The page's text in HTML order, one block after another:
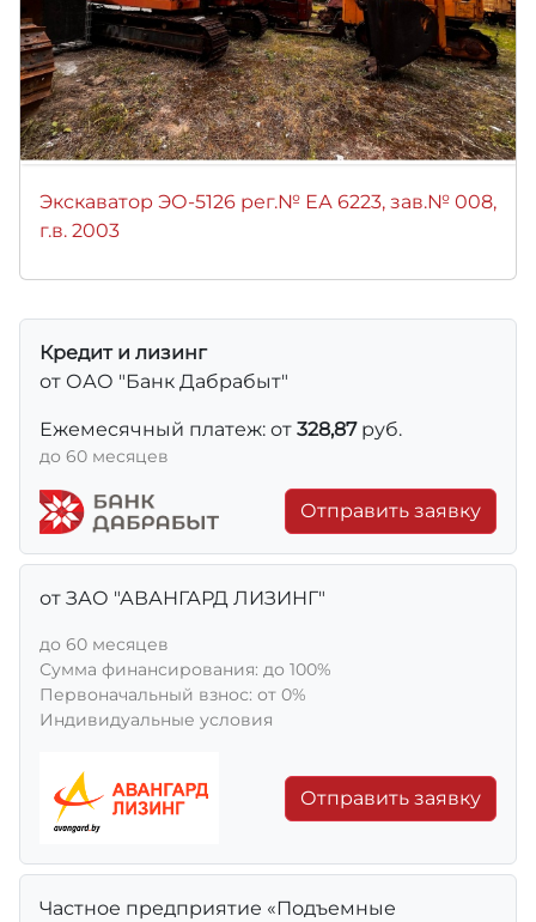
Экскаватор ЭО-5126 рег.№ ЕА 6223, зав.№ 008,
г.в. 2003
Кредит и лизинг
от ОАО "Банк Дабрабыт"
Ежемесячный платеж: от 328,87руб.
до 60 месяцев
Отправить заявку
от ЗАО "АВАНГАРД ЛИЗИНГ"
до 60 месяцев
Сумма финансирования: до 100%
Первоначальный взнос: от 0%
Индивидуальные условия
Отправить заявку
Частное предприятие «Подъемные